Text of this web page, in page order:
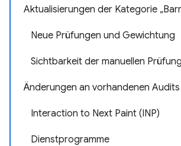
Aktualisierungen der Kategorie
Neue Prüfungen und Gewichtung
Sichtbarkeit der manuellen Prüfung
Änderungen an vorhandenen Audits
Interaction to Next Paint (INP)
Dienstprogramme